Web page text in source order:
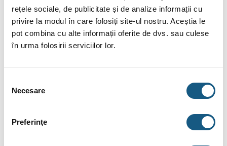
rețele sociale, de publicitate și de analize informații cu
privire la modul în care folosiți site-ul nostru. Aceștia le
pot combina cu alte informații oferite de dvs. sau culese
în urma folosirii serviciilor lor.
consimțământului
Necesare
Preferinţe
BRAND
RECENZII (0)
Fitingurile compresiune (WaterKit) sunt proiectate pentru
transportul sub presiune a apei potabile. Componente –
Corpul racordului, material polipropilena PP-B cu proprietati
mecanice excelente chiar si la temperaturi ridicate, culoare